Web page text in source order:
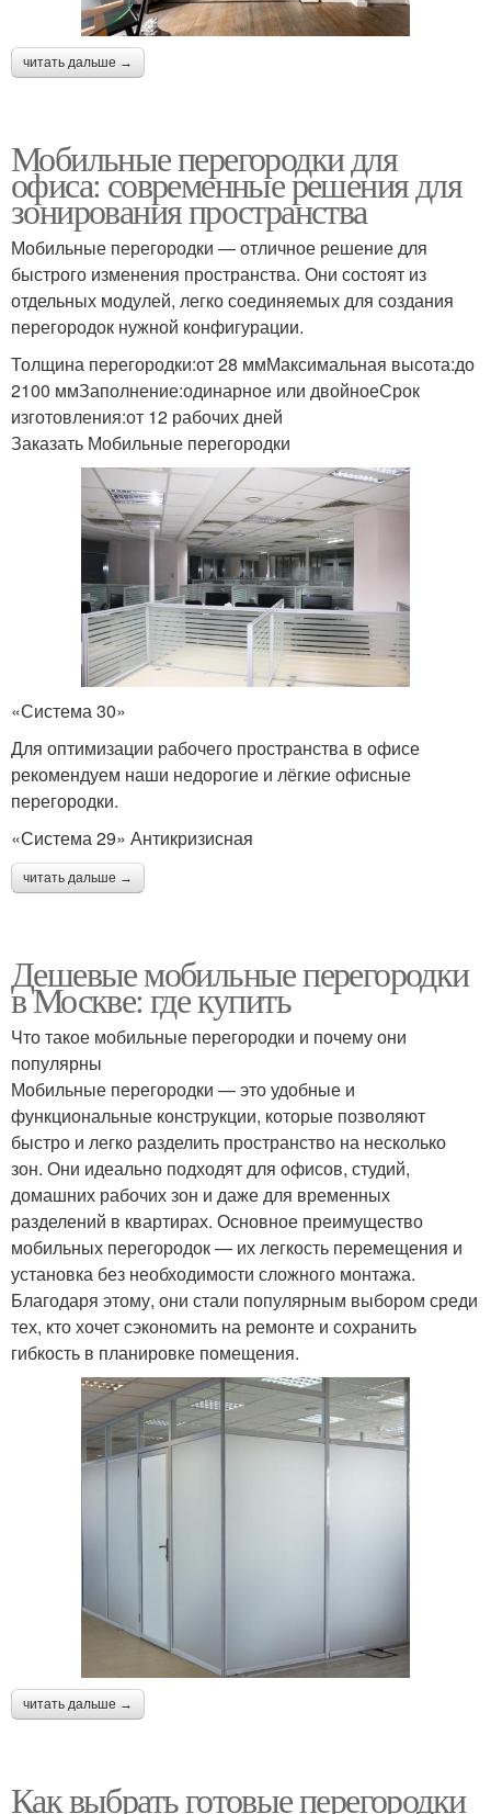
читать дальше →
Мобильные перегородки для
офиса: современные решения для
зонирования пространства
Мобильные перегородки — отличное решение для
быстрого изменения пространства. Они состоят из
отдельных модулей, легко соединяемых для создания
перегородок нужной конфигурации.
Толщина перегородки:от 28 ммМаксимальная высота:до
2100 ммЗаполнение:одинарное или двойноеСрок
изготовления:от 12 рабочих дней
Заказать Мобильные перегородки
«Система 30»
Для оптимизации рабочего пространства в офисе
рекомендуем наши недорогие и лёгкие офисные
перегородки.
«Система 29» Антикризисная
читать дальше →
Дешевые мобильные перегородки
в Москве: где купить
Что такое мобильные перегородки и почему они
популярны
Мобильные перегородки — это удобные и
функциональные конструкции, которые позволяют
быстро и легко разделить пространство на несколько
зон. Они идеально подходят для офисов, студий,
домашних рабочих зон и даже для временных
разделений в квартирах. Основное преимущество
мобильных перегородок — их легкость перемещения и
установка без необходимости сложного монтажа.
Благодаря этому, они стали популярным выбором среди
тех, кто хочет сэкономить на ремонте и сохранить
гибкость в планировке помещения.
читать дальше →
Как выбрать готовые перегородки